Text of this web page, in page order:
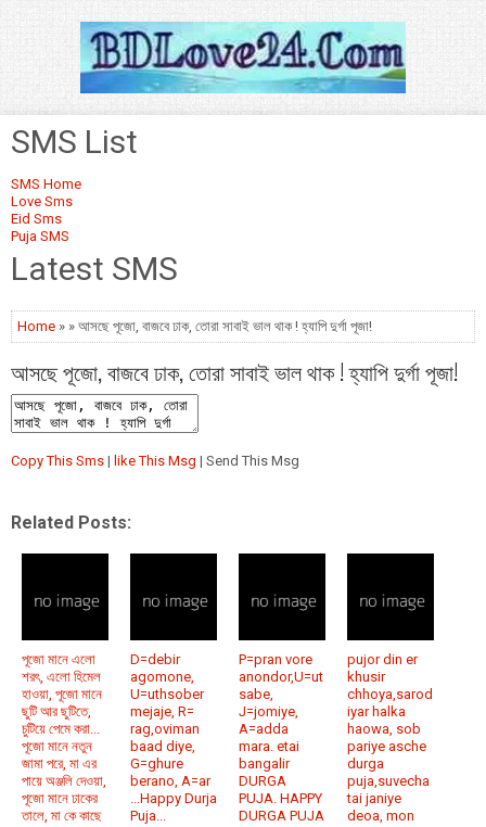
SMS List
SMS Home
Love Sms
Eid Sms
Puja SMS
Latest SMS
Home » » আসছে পূজো, বাজবে ঢাক, তোরা সাবাই ভাল থাক ! হ্যাপি দুর্গা পূজা!
আসছে পূজো, বাজবে ঢাক, তোরা সাবাই ভাল থাক ! হ্যাপি দুর্গা পূজা!
Copy This Sms | like This Msg | Send This Msg
Related Posts:
পূজো মানে এলো
শরৎ, এলো হিমেল
হাওয়া, পূজো মানে
ছুটি আর ছুটিতে,
চুটিয়ে পেমে করা...
পূজো মানে নতুন
জামা পরে, মা এর
পায়ে অঞ্জলি দেওয়া,
পূজো মানে ঢাকের
তালে, মা কে কাছে
D=debir
agomone,
U=uthsober
mejaje, R=
rag,oviman
baad diye,
G=ghure
berano, A=ar
...Happy Durja
Puja...
P=pran vore
anondor,U=ut
sabe,
J=jomiye,
A=adda
mara. etai
bangalir
DURGA
PUJA. HAPPY
DURGA PUJA
pujor din er
khusir
chhoya,sarod
iyar halka
haowa, sob
pariye asche
durga
puja,suvecha
tai janiye
deoa, mon